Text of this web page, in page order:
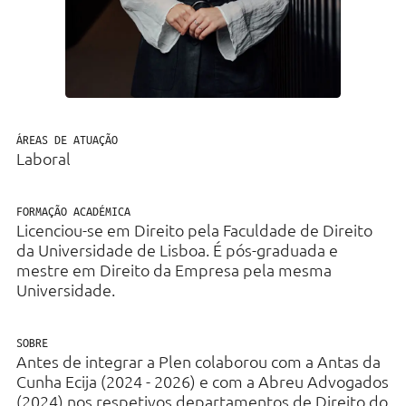
Direito Fiscal
Direito Laboral
Imobiliário & Urbanismo
Contencioso
Contratação Pública e
Administrativo
Regulatório e Proteção de Dados
ÁREAS DE ATUAÇÃO
Laboral
FORMAÇÃO ACADÉMICA
Licenciou-se em Direito pela Faculdade de Direito
da Universidade de Lisboa. É pós-graduada e
mestre em Direito da Empresa pela mesma
Universidade.
SOBRE
Antes de integrar a Plen colaborou com a Antas da
Cunha Ecija (2024 - 2026) e com a Abreu Advogados
(2024) nos respetivos departamentos de Direito do